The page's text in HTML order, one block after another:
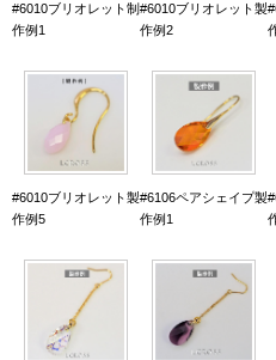
#6010ブリオレット制
作例1
#6010ブリオレット製
作例2
#6010ブリオレット製
作例5
#6106ペアシェイプ製
作例1